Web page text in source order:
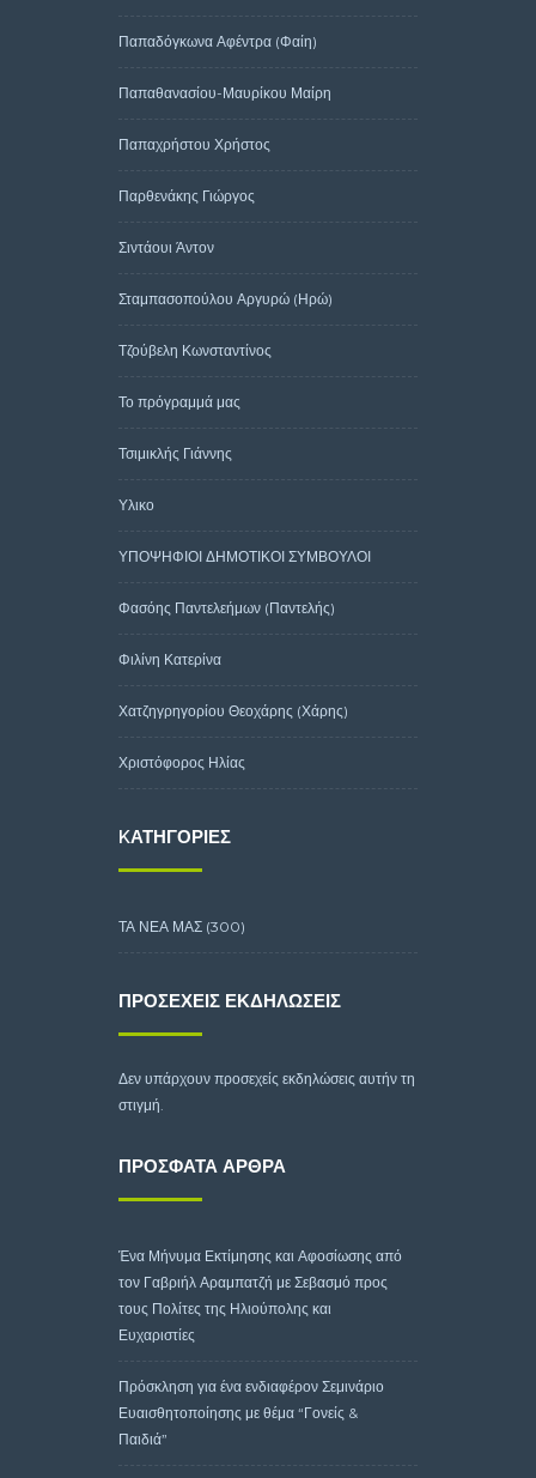
Παπαδόγκωνα Αφέντρα (Φαίη)
Παπαθανασίου-Μαυρίκου Μαίρη
Παπαχρήστου Χρήστος
Παρθενάκης Γιώργος
Σιντάουι Άντον
Σταμπασοπούλου Αργυρώ (Ηρώ)
Τζούβελη Κωνσταντίνος
Το πρόγραμμά μας
Τσιμικλής Γιάννης
Υλικο
ΥΠΟΨΗΦΙΟΙ ΔΗΜΟΤΙΚΟΙ ΣΥΜΒΟΥΛΟΙ
Φασόης Παντελεήμων (Παντελής)
Φιλίνη Κατερίνα
Χατζηγρηγορίου Θεοχάρης (Χάρης)
Χριστόφορος Ηλίας
KΑΤΗΓΟΡΊΕΣ
ΤΑ ΝΕΑ ΜΑΣ (300)
ΠΡΟΣΕΧΕΊΣ ΕΚΔΗΛΏΣΕΙΣ
Δεν υπάρχουν προσεχείς εκδηλώσεις αυτήν τη
στιγμή.
ΠΡΌΣΦΑΤΑ ΆΡΘΡΑ
Ένα Μήνυμα Εκτίμησης και Αφοσίωσης από
τον Γαβριήλ Αραμπατζή με Σεβασμό προς
τους Πολίτες της Ηλιούπολης και
Ευχαριστίες
Πρόσκληση για ένα ενδιαφέρον Σεμινάριο
Ευαισθητοποίησης με θέμα “Γονείς &
Παιδιά”